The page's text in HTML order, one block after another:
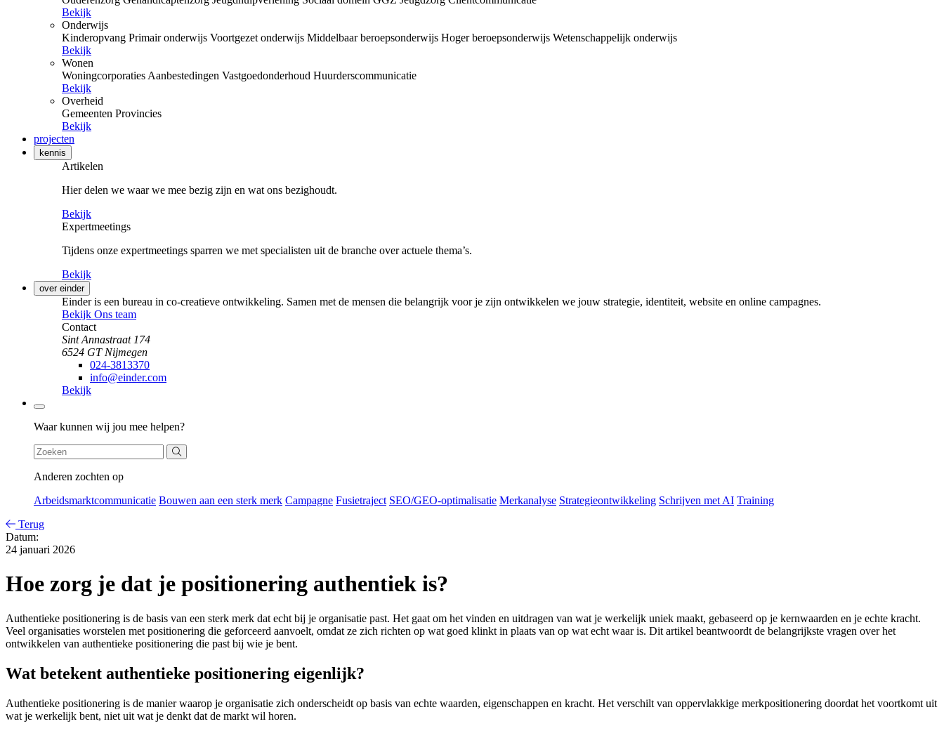
Bekijk
Onderwijs
Kinderopvang Primair onderwijs Voortgezet onderwijs Middelbaar beroepsonderwijs Hoger beroepsonderwijs Wetenschappelijk onderwijs
Bekijk
Wonen
Woningcorporaties Aanbestedingen Vastgoedonderhoud Huurderscommunicatie
Bekijk
Overheid
Gemeenten Provincies
Bekijk
projecten
kennis
Artikelen
Hier delen we waar we mee bezig zijn en wat ons bezighoudt.
Bekijk
Expertmeetings
Tijdens onze expertmeetings sparren we met specialisten uit de branche over actuele thema’s.
Bekijk
over einder
Einder is een bureau in co-creatieve ontwikkeling. Samen met de mensen die belangrijk voor je zijn ontwikkelen we jouw strategie, identiteit, website en online campagnes.
Bekijk Ons team
Contact
Sint Annastraat 174
6524 GT Nijmegen
024-3813370
info@einder.com
Bekijk
Zoeken
Waar kunnen wij jou mee helpen?
Anderen zochten op
Arbeidsmarktcommunicatie Bouwen aan een sterk merk Campagne Fusietraject SEO/GEO-optimalisatie Merkanalyse Strategieontwikkeling Schrijven met AI Training
Terug
Datum:
24 januari 2026
Hoe zorg je dat je positionering authentiek is?
Authentieke positionering is de basis van een sterk merk dat echt bij je organisatie past. Het gaat om het vinden en uitdragen van wat je werkelijk uniek maakt, gebaseerd op je kernwaarden en je echte kracht.
Veel organisaties worstelen met positionering die geforceerd aanvoelt, omdat ze zich richten op wat goed klinkt in plaats van op wat echt waar is. Dit artikel beantwoordt de belangrijkste vragen over het
ontwikkelen van authentieke positionering die past bij wie je bent.
Wat betekent authentieke positionering eigenlijk?
Authentieke positionering is de manier waarop je organisatie zich onderscheidt op basis van echte waarden, eigenschappen en kracht. Het verschilt van oppervlakkige merkpositionering doordat het voortkomt uit
wat je werkelijk bent, niet uit wat je denkt dat de markt wil horen.